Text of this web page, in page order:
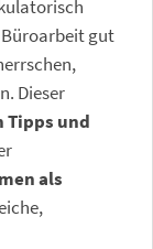
gut
Dieser
und
als